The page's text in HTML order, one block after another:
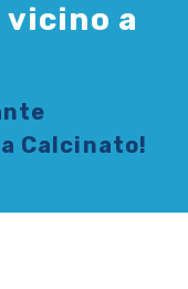
a
Calcinato!